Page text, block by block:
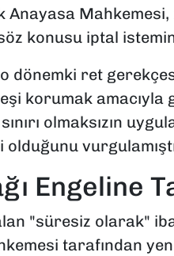
Mahkemesi,
konusu iptal
dönemki ret
korumak amacıyla
olmaksızın
Engeline
"süresiz olarak"
tarafından